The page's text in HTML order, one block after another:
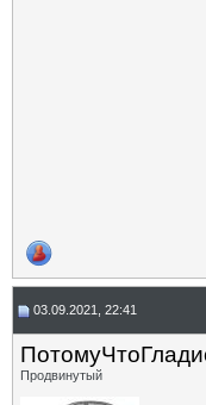
03.09.2021, 22:41
Продвинутый